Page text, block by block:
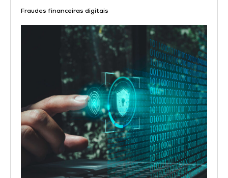
Fraudes financeiras digitais